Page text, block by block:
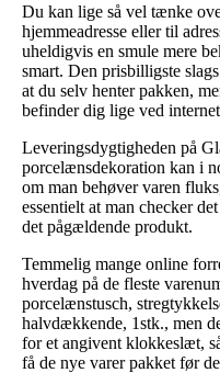
Du kan lige så vel tænke
hjemmeadresse eller til
uheldigvis en smule mere
smart. Den prisbilligste
at du selv henter pakken,
befinder dig lige ved
Leveringsdygtigheden på
porcelænsdekoration kan i
om man behøver varen
essentielt at man checker
det pågældende produkt.
Temmelig mange online
hverdag på de fleste
porcelænstusch,
halvdækkende, 1stk., men
for et angivent klokkeslæt,
få de nye varer pakket før